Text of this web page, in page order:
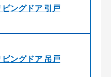
ングドア 引戸
ングドア 吊戸